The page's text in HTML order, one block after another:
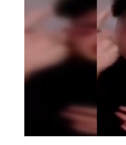
Aç